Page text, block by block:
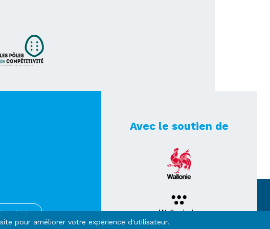
Avec le soutien de
pour améliorer votre expérience d'utilisateur.